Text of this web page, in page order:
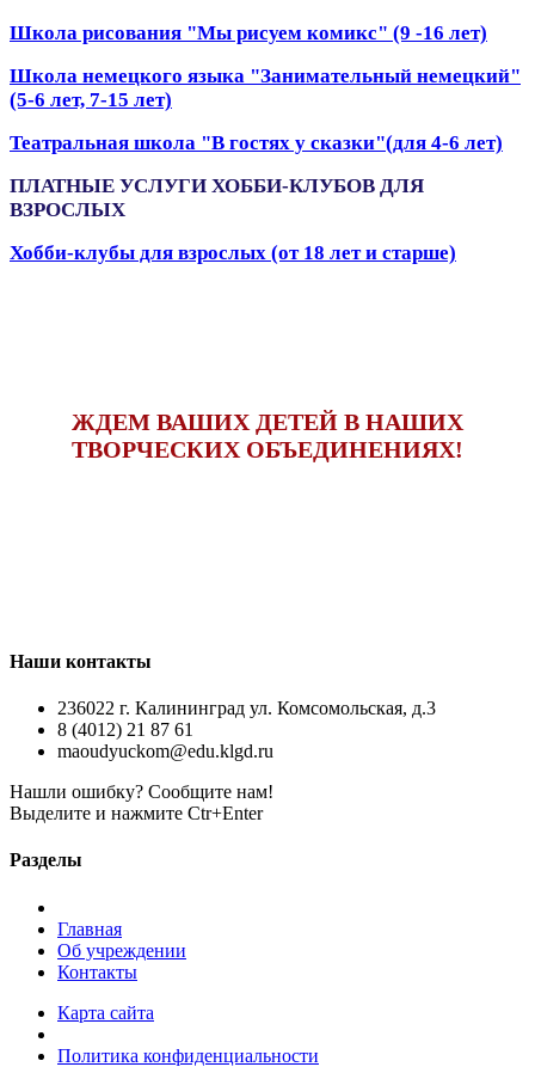
Школа рисования "Мы рисуем комикс" (9 -16 лет)
Школа немецкого языка "Занимательный немецкий"
(5-6 лет, 7-15 лет)
Театральная школа "В гостях у сказки"(для 4-6 лет)
ПЛАТНЫЕ УСЛУГИ ХОББИ-КЛУБОВ ДЛЯ
ВЗРОСЛЫХ
Хобби-клубы для взрослых (от 18 лет и старше)
ЖДЕМ ВАШИХ ДЕТЕЙ В НАШИХ
ТВОРЧЕСКИХ ОБЪЕДИНЕНИЯХ!
Наши контакты
236022 г. Калининград ул. Комсомольская, д.3
8 (4012) 21 87 61
maoudyuckom@edu.klgd.ru
Нашли ошибку? Сообщите нам!
Выделите и нажмите Ctr+Enter
Разделы
Главная
Об учреждении
Контакты
Карта сайта
Политика конфиденциальности